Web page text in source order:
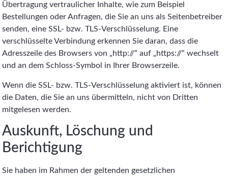
Übertragung vertraulicher Inhalte, wie zum Beispiel
Bestellungen oder Anfragen, die Sie an uns als Seitenbetreiber
senden, eine SSL- bzw. TLS-Verschlüsselung. Eine
verschlüsselte Verbindung erkennen Sie daran, dass die
Adresszeile des Browsers von „http://“ auf „https://“ wechselt
und an dem Schloss-Symbol in Ihrer Browserzeile.
Wenn die SSL- bzw. TLS-Verschlüsselung aktiviert ist, können
die Daten, die Sie an uns übermitteln, nicht von Dritten
mitgelesen werden.
Auskunft, Löschung und
Berichtigung
Sie haben im Rahmen der geltenden gesetzlichen